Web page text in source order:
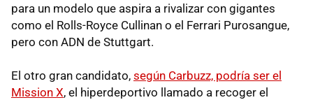
para un modelo que aspira a rivalizar con gigantes
como el Rolls-Royce Cullinan o el Ferrari Purosangue,
pero con ADN de Stuttgart.
El otro gran candidato, según Carbuzz, podría ser el
Mission X, el hiperdeportivo llamado a recoger el